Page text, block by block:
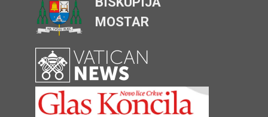
MOSTAR